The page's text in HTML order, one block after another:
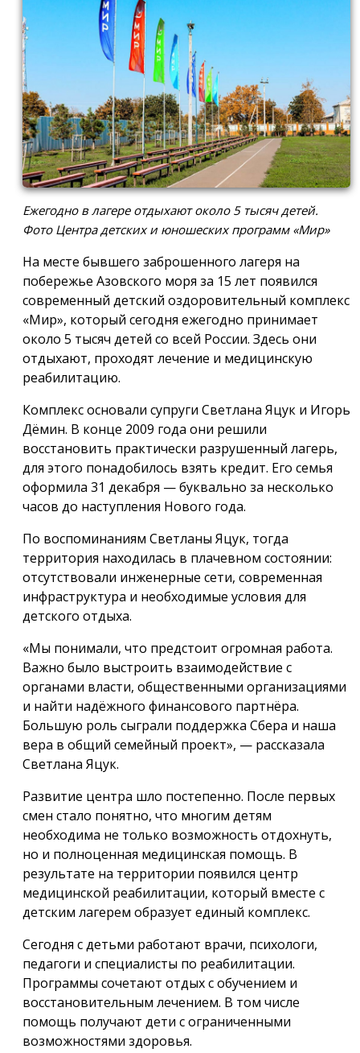
Ежегодно в лагере отдыхают около 5 тысяч детей.
Фото Центра детских и юношеских программ «Мир»
На месте бывшего заброшенного лагеря на
побережье Азовского моря за 15 лет появился
современный детский оздоровительный комплекс
«Мир», который сегодня ежегодно принимает
около 5 тысяч детей со всей России. Здесь они
отдыхают, проходят лечение и медицинскую
реабилитацию.
Комплекс основали супруги Светлана Яцук и Игорь
Дёмин. В конце 2009 года они решили
восстановить практически разрушенный лагерь,
для этого понадобилось взять кредит. Его семья
оформила 31 декабря — буквально за несколько
часов до наступления Нового года.
По воспоминаниям Светланы Яцук, тогда
территория находилась в плачевном состоянии:
отсутствовали инженерные сети, современная
инфраструктура и необходимые условия для
детского отдыха.
«Мы понимали, что предстоит огромная работа.
Важно было выстроить взаимодействие с
органами власти, общественными организациями
и найти надёжного финансового партнёра.
Большую роль сыграли поддержка Сбера и наша
вера в общий семейный проект», — рассказала
Светлана Яцук.
Развитие центра шло постепенно. После первых
смен стало понятно, что многим детям
необходима не только возможность отдохнуть,
но и полноценная медицинская помощь. В
результате на территории появился центр
медицинской реабилитации, который вместе с
детским лагерем образует единый комплекс.
Сегодня с детьми работают врачи, психологи,
педагоги и специалисты по реабилитации.
Программы сочетают отдых с обучением и
восстановительным лечением. В том числе
помощь получают дети с ограниченными
возможностями здоровья.